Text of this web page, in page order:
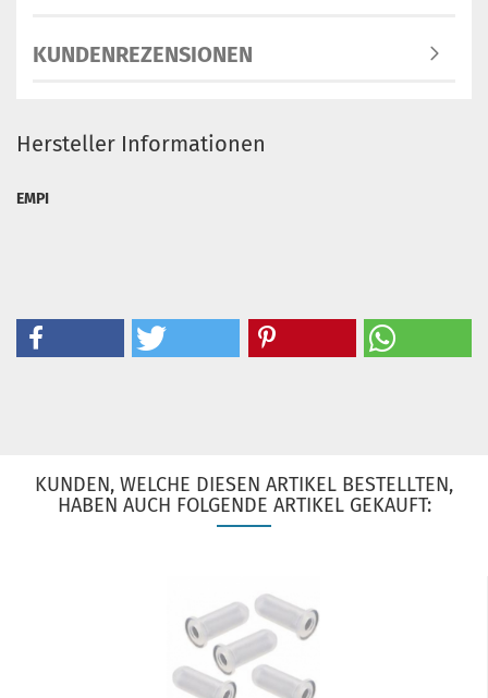
KUNDENREZENSIONEN
Hersteller Informationen
EMPI
KUNDEN, WELCHE DIESEN ARTIKEL BESTELLTEN,
HABEN AUCH FOLGENDE ARTIKEL GEKAUFT: